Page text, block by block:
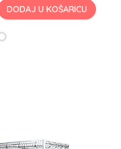
DODAJ U KOŠARICU